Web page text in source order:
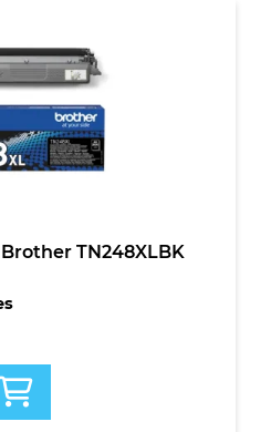
TN248XLBK